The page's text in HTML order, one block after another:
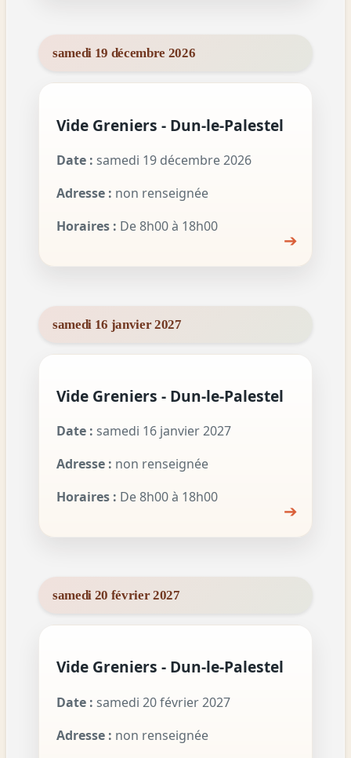
samedi 19 décembre 2026
Vide Greniers - Dun-le-Palestel
Date : samedi 19 décembre 2026
Adresse : non renseignée
Horaires : De 8h00 à 18h00
➔
samedi 16 janvier 2027
Vide Greniers - Dun-le-Palestel
Date : samedi 16 janvier 2027
Adresse : non renseignée
Horaires : De 8h00 à 18h00
➔
samedi 20 février 2027
Vide Greniers - Dun-le-Palestel
Date : samedi 20 février 2027
Adresse : non renseignée